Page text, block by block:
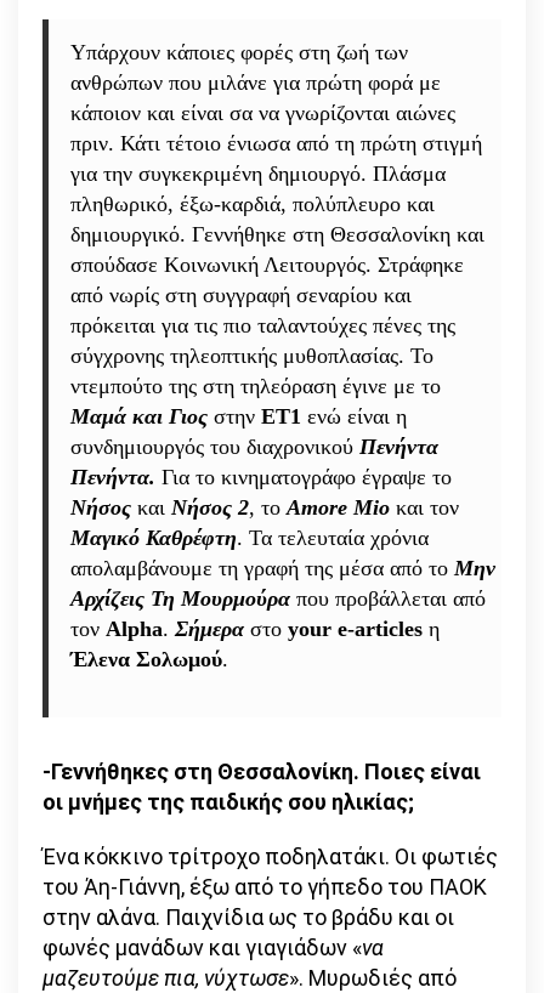
να
θαυμάζω
ή
και
να
εκθειάζω
το
έργο
ενός
καλλιτέχνη
αλλά
τον
άνθρωπο
να
μη
θέλω
να
τον
συναναστραφώ
ούτε
σαν
μέσο
μεταφοράς»
Υπάρχουν κάποιες φορές στη ζωή των
ανθρώπων που μιλάνε για πρώτη φορά με
κάποιον και είναι σα να γνωρίζονται αιώνες
πριν. Κάτι τέτοιο ένιωσα από τη πρώτη στιγμή
για την συγκεκριμένη δημιουργό. Πλάσμα
πληθωρικό, έξω-καρδιά, πολύπλευρο και
δημιουργικό. Γεννήθηκε στη Θεσσαλονίκη και
σπούδασε Κοινωνική Λειτουργός. Στράφηκε
από νωρίς στη συγγραφή σεναρίου και
πρόκειται για τις πιο ταλαντούχες πένες της
σύγχρονης τηλεοπτικής μυθοπλασίας. Το
ντεμπούτο της στη τηλεόραση έγινε με το
Μαμά και Γιοςστην ΕΤ1 ενώ είναι η
συνδημιουργός του διαχρονικού Πενήντα
Πενήντα. Για το κινηματογράφο έγραψε το
Νήσος και Νήσος 2, τοAmore Mioκαι τον
Μαγικό Καθρέφτη. Τα τελευταία χρόνια
απολαμβάνουμε τη γραφή της μέσα από τοΜην
Αρχίζεις Τη Μουρμούραπου προβάλλεται από
τον Alpha.Σήμεραστο your e-articlesη
Έλενα Σολωμού.
-Γεννήθηκες στη Θεσσαλονίκη. Ποιες είναι
οι μνήμες της παιδικής σου ηλικίας;
Ένα κόκκινο τρίτροχο ποδηλατάκι. Οι φωτιές
του Άη-Γιάννη, έξω από το γήπεδο του ΠΑΟΚ
στην αλάνα. Παιχνίδια ως το βράδυ και οι
φωνές μανάδων και γιαγιάδων «να
μαζευτούμε πια, νύχτωσε». Μυρωδιές από